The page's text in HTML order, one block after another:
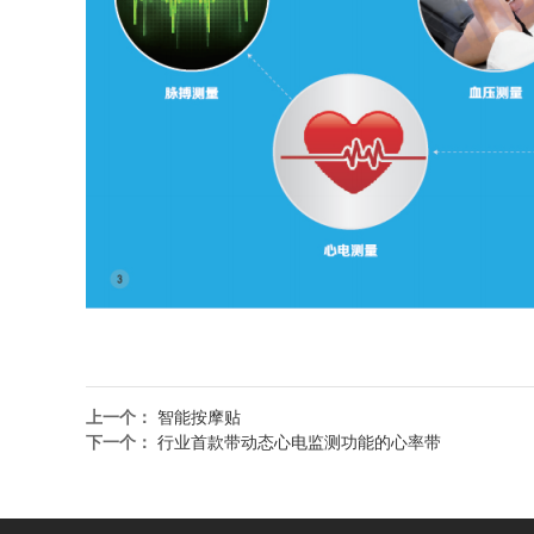
上一个： 智能按摩贴
下一个： 行业首款带动态心电监测功能的心率带